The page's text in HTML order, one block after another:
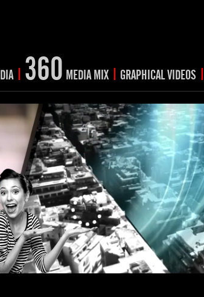
advertising
video shorts
Prints
& mix
| 360 MEDIA MIX | GRAPHICAL VIDEOS |